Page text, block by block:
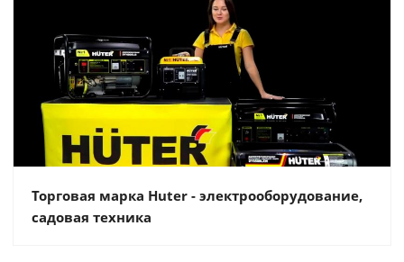
Торговая марка Huter - электрооборудование,
садовая техника